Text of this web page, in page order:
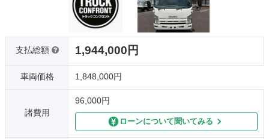
支払総額 1,944,000円
車両価格 1,848,000円
諸費用
96,000円
ローンについて聞いてみる